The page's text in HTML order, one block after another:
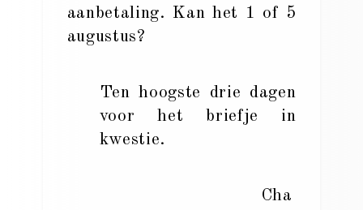
aanbetaling. Kan het 1 of 5
augustus?
Ten hoogste drie dagen
voor het briefje in
kwestie.
Cha